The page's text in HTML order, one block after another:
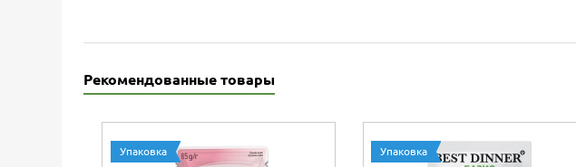
Рекомендованные товары
Упаковка Упаковка